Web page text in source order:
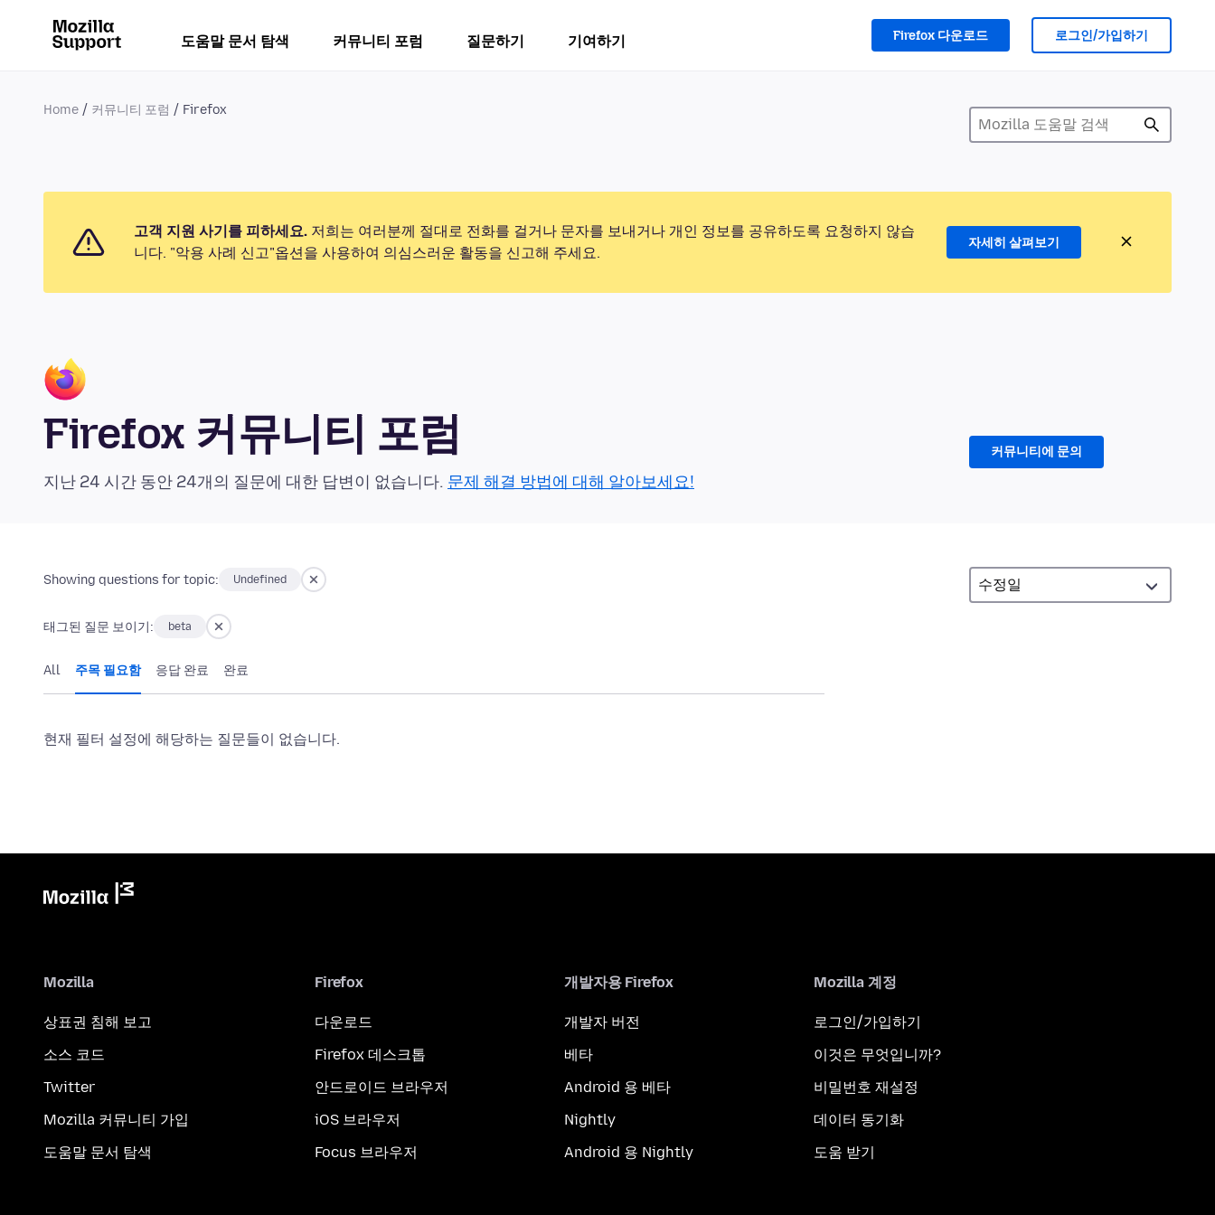
도움말 문서 탐색 커뮤니티 포럼 질문하기 기여하기 Firefox 다운로드 로그인/가입하기
Home 커뮤니티 포럼 Firefox
고객 지원 사기를 피하세요. 저희는 여러분께 절대로 전화를 걸거나 문자를 보내거나 개인 정보를 공유하도록 요청하지 않습
니다. "악용 사례 신고"옵션을 사용하여 의심스러운 활동을 신고해 주세요.
자세히 살펴보기
Firefox 커뮤니티 포럼
지난 24 시간 동안 24개의 질문에 대한 답변이 없습니다. 문제 해결 방법에 대해 알아보세요!
커뮤니티에 문의
Showing questions for topic: Undefined
태그된 질문 보이기: beta
All 주목 필요함 응답 완료 완료
현재 필터 설정에 해당하는 질문들이 없습니다.
Mozilla
상표권 침해 보고
소스 코드
Twitter
Mozilla 커뮤니티 가입
도움말 문서 탐색
Firefox
다운로드
Firefox 데스크톱
안드로이드 브라우저
iOS 브라우저
Focus 브라우저
개발자용 Firefox
개발자 버전
베타
Android 용 베타
Nightly
Android 용 Nightly
Mozilla 계정
로그인/가입하기
이것은 무엇입니까?
비밀번호 재설정
데이터 동기화
도움 받기